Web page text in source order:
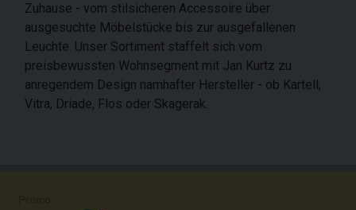
Zuhause - vom stilsicheren Accessoire über
ausgesuchte Möbelstücke bis zur ausgefallenen
Leuchte. Unser Sortiment staffelt sich vom
preisbewussten Wohnsegment mit Jan Kurtz zu
anregendem Design namhafter Hersteller - ob Kartell,
Vitra, Driade, Flos oder Skagerak.